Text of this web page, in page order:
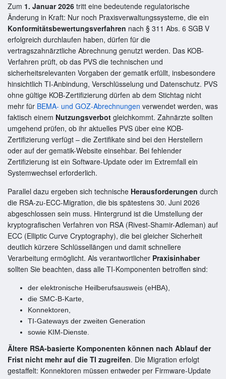
Zum 1. Januar 2026 tritt eine bedeutende regulatorische
Änderung in Kraft: Nur noch Praxisverwaltungssysteme, die ein
Konformitätsbewertungsverfahren nach § 311 Abs. 6 SGB V
erfolgreich durchlaufen haben, dürfen für die
vertragszahnärztliche Abrechnung genutzt werden. Das KOB-
Verfahren prüft, ob das PVS die technischen und
sicherheitsrelevanten Vorgaben der gematik erfüllt, insbesondere
hinsichtlich TI-Anbindung, Verschlüsselung und Datenschutz. PVS
ohne gültige KOB-Zertifizierung dürfen ab dem Stichtag nicht
mehr für BEMA- und GOZ-Abrechnungen verwendet werden, was
faktisch einem Nutzungsverbot gleichkommt. Zahnärzte sollten
umgehend prüfen, ob ihr aktuelles PVS über eine KOB-
Zertifizierung verfügt – die Zertifikate sind bei den Herstellern
oder auf der gematik-Website einsehbar. Bei fehlender
Zertifizierung ist ein Software-Update oder im Extremfall ein
Systemwechsel erforderlich.
Parallel dazu ergeben sich technische Herausforderungen durch
die RSA-zu-ECC-Migration, die bis spätestens 30. Juni 2026
abgeschlossen sein muss. Hintergrund ist die Umstellung der
kryptografischen Verfahren von RSA (Rivest-Shamir-Adleman) auf
ECC (Elliptic Curve Cryptography), die bei gleicher Sicherheit
deutlich kürzere Schlüssellängen und damit schnellere
Verarbeitung ermöglicht. Als verantwortlicher Praxisinhaber
sollten Sie beachten, dass alle TI-Komponenten betroffen sind:
der elektronische Heilberufsausweis (eHBA),
die SMC-B-Karte,
Konnektoren,
TI-Gateways der zweiten Generation
sowie KIM-Dienste.
Ältere RSA-basierte Komponenten können nach Ablauf der
Frist nicht mehr auf die TI zugreifen. Die Migration erfolgt
gestaffelt: Konnektoren müssen entweder per Firmware-Update